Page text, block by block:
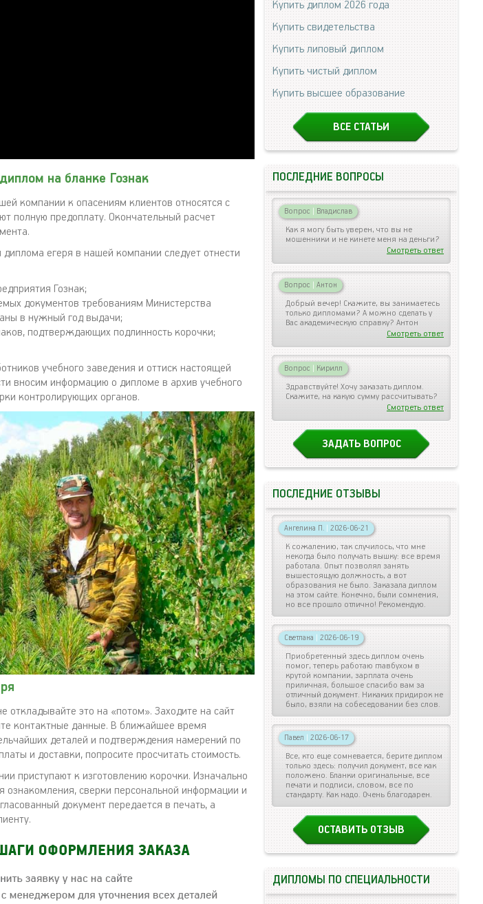
на бланке Гознак
компании к опасениям клиентов относятся с
полную предоплату. Окончательный расчет
егеря в нашей компании следует отнести
Гознак;
документов требованиям Министерства
в нужный год выдачи;
подтверждающих подлинность корочки;
учебного заведения и оттиск настоящей
вносим информацию о дипломе в архив учебного
контролирующих органов.
откладывайте это на «потом». Заходите на сайт
контактные данные. В ближайшее время
деталей и подтверждения намерений по
и доставки, попросите просчитать стоимость.
приступают к изготовлению корочки. Изначально
ознакомления, сверки персональной информации и
документ передается в печать, а
Купить диплом 2026 года
Купить свидетельства
Купить липовый диплом
Купить чистый диплом
Купить высшее образование
ВСЕ СТАТЬИ
ПОСЛЕДНИЕ ВОПРОСЫ
Вопрос | Владислав
Как я могу быть уверен, что вы не
мошенники и не кинете меня на деньги?
Смотреть ответ
Вопрос | Антон
Добрый вечер! Скажите, вы занимаетесь
только дипломами? А можно сделать у
Вас академическую справку? Антон
Смотреть ответ
Вопрос | Кирилл
Здравствуйте! Хочу заказать диплом.
Скажите, на какую сумму рассчитывать?
Смотреть ответ
ЗАДАТЬ ВОПРОС
ПОСЛЕДНИЕ ОТЗЫВЫ
Ангелина П. | 2026-06-21
К сожалению, так случилось, что мне
некогда было получать вышку: все время
работала. Опыт позволял занять
вышестоящую должность, а вот
образования не было. Заказала диплом
на этом сайте. Конечно, были сомнения,
но все прошло отлично! Рекомендую.
Светлана | 2026-06-19
Приобретенный здесь диплом очень
помог, теперь работаю главбухом в
крутой компании, зарплата очень
приличная, большое спасибо вам за
отличный документ. Никаких придирок не
было, взяли на собеседовании без слов.
Павел | 2026-06-17
Все, кто еще сомневается, берите диплом
только здесь: получил документ, все как
положено. Бланки оригинальные, все
печати и подписи, словом, все по
стандарту. Как надо. Очень благодарен.
ОСТАВИТЬ ОТЗЫВ
ДИПЛОМЫ ПО СПЕЦИАЛЬНОСТИ